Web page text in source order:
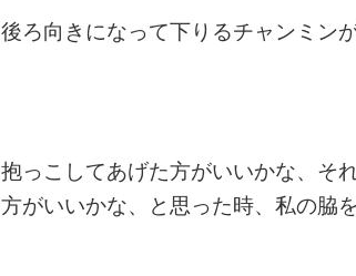
後ろ向きになって下りるチャンミン
抱っこしてあげた方がいいかな、そ
方がいいかな、と思った時、私の脇